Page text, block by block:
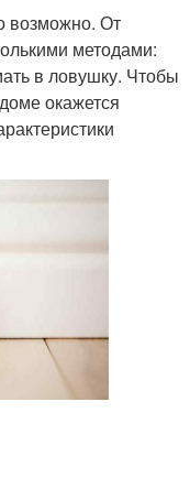
возможно. От
методами:
в ловушку. Чтобы
окажется